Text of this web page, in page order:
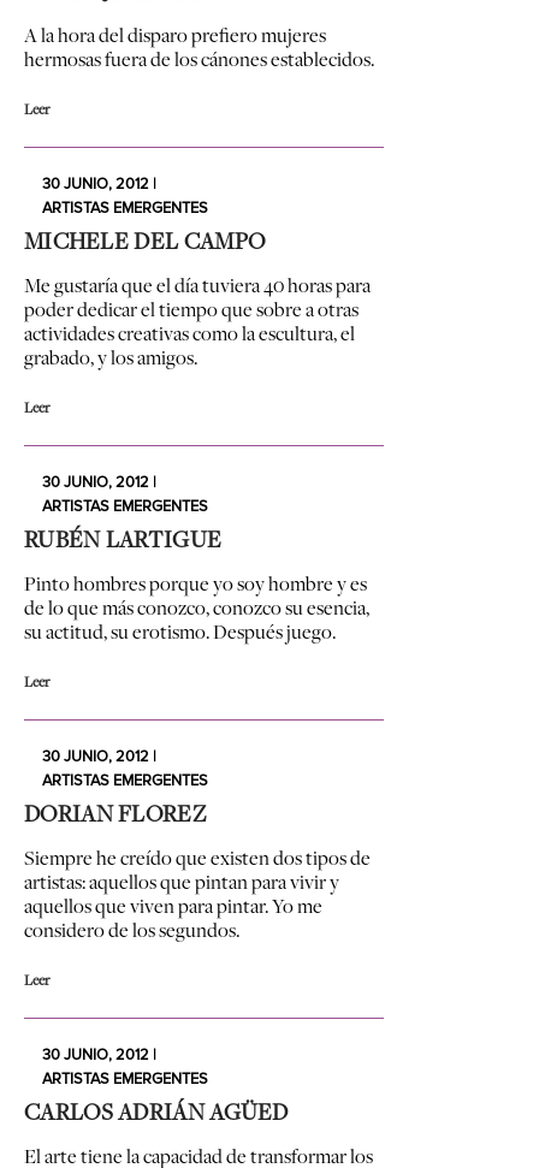
A la hora del disparo prefiero mujeres
hermosas fuera de los cánones establecidos.
Leer
30 JUNIO, 2012 |
ARTISTAS EMERGENTES
MICHELE DEL CAMPO
Me gustaría que el día tuviera 40 horas para
poder dedicar el tiempo que sobre a otras
actividades creativas como la escultura, el
grabado, y los amigos.
Leer
30 JUNIO, 2012 |
ARTISTAS EMERGENTES
RUBÉN LARTIGUE
Pinto hombres porque yo soy hombre y es
de lo que más conozco, conozco su esencia,
su actitud, su erotismo. Después juego.
Leer
30 JUNIO, 2012 |
ARTISTAS EMERGENTES
DORIAN FLOREZ
Siempre he creído que existen dos tipos de
artistas: aquellos que pintan para vivir y
aquellos que viven para pintar. Yo me
considero de los segundos.
Leer
30 JUNIO, 2012 |
ARTISTAS EMERGENTES
CARLOS ADRIÁN AGÜED
El arte tiene la capacidad de transformar los